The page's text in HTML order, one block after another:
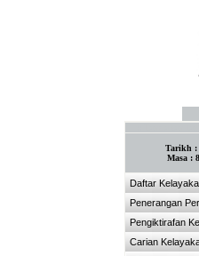
Tarikh :
Masa :
Daftar
Penerangan
Pengiktirafan
Carian